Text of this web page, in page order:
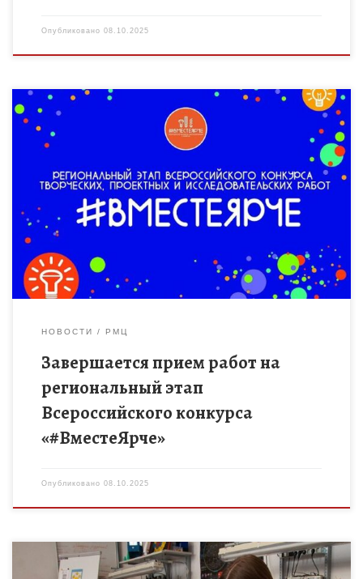
Опубликовано 08.10.2025
Региональный этап Всероссийского конкурса творческих,
проектных и исследовательских работ учащихся
«#ВместеЯрче» направлен на популяризацию среди детей и
молодёжи ценностей энергосбережения и
энергоэффективности, бережного отношения к […]
НОВОСТИ РМЦ
Завершается прием работ на
региональный этап
Всероссийского конкурса
«#ВместеЯрче»
Опубликовано 08.10.2025